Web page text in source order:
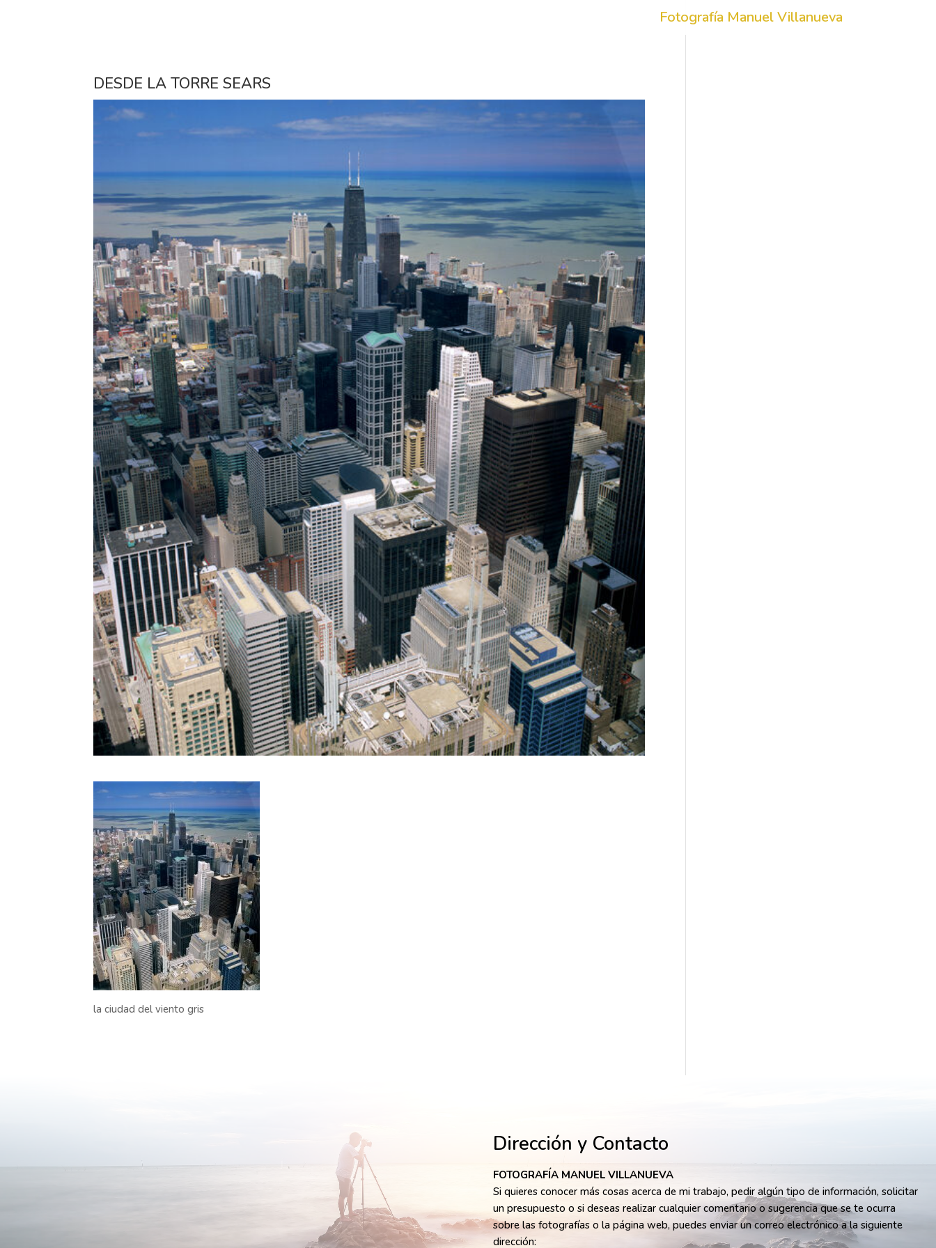
Fotografía Manuel Villanueva
DESDE LA TORRE SEARS
la ciudad del viento gris
Dirección y Contacto
FOTOGRAFÍA MANUEL VILLANUEVA
Si quieres conocer más cosas acerca de mi trabajo, pedir algún tipo de información, solicitar
un presupuesto o si deseas realizar cualquier comentario o sugerencia que se te ocurra
sobre las fotografías o la página web, puedes enviar un correo electrónico a la siguiente
dirección: